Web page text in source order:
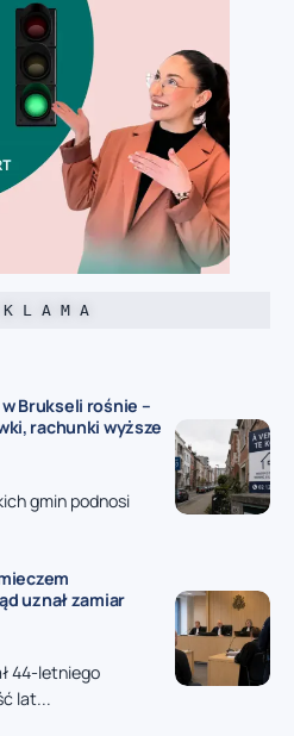
K L A M A
Brukseli rośnie –
rachunki wyższe
gmin podnosi
uznał zamiar
44-letniego
lat...